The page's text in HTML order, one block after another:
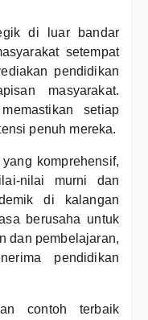
di luar bandar
setempat
pendidikan
masyarakat.
setiap
penuh mereka.
komprehensif,
nilai murni dan
di kalangan
berusaha untuk
dan pembelajaran,
pendidikan
contoh terbaik